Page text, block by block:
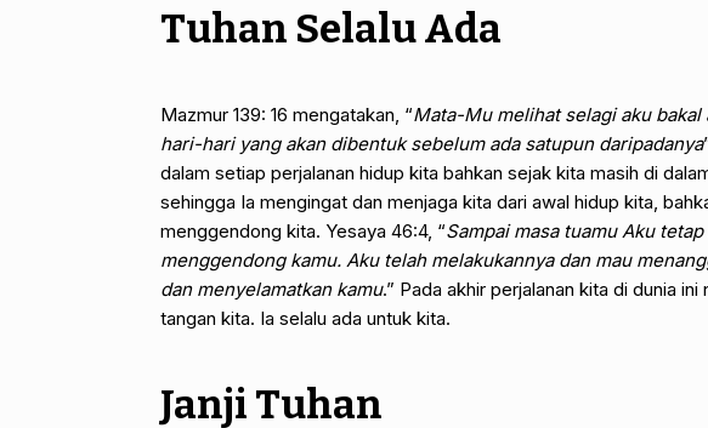
Tuhan Selalu Ada
Mazmur 139: 16 mengatakan, “Mata-Mu melihat selagi aku
hari-hari yang akan dibentuk sebelum ada satupun daripadanya
dalam setiap perjalanan hidup kita bahkan sejak kita masih di
sehingga Ia mengingat dan menjaga kita dari awal hidup kita,
menggendong kita. Yesaya 46:4, “Sampai masa tuamu Aku
menggendong kamu. Aku telah melakukannya dan mau
dan menyelamatkan kamu.” Pada akhir perjalanan kita di dunia
tangan kita. Ia selalu ada untuk kita.
Janji Tuhan